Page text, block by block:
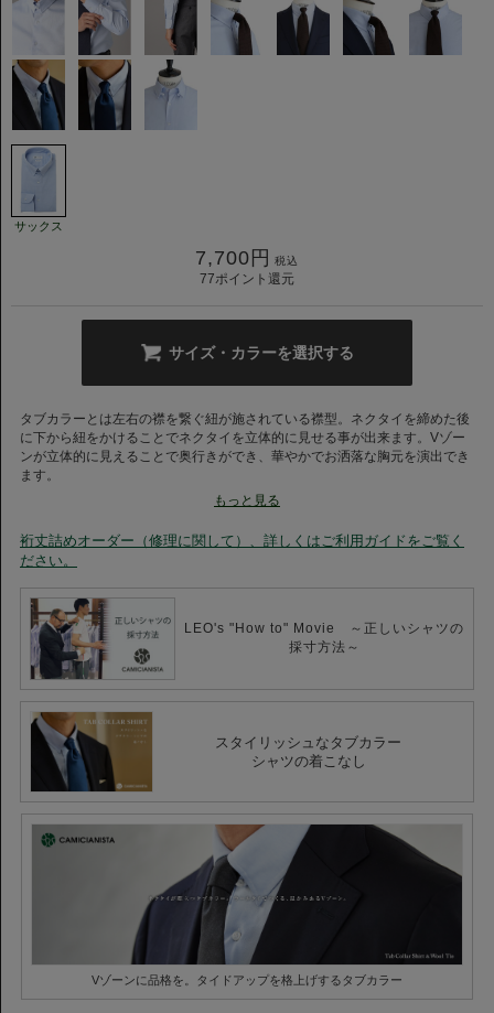
サックス
7,700 円 税込
77ポイント還元
サイズ・カラーを選択する
タブカラーとは左右の襟を繋ぐ紐が施されている襟型。ネクタイを締めた後
に下から紐をかけることでネクタイを立体的に見せる事が出来ます。Vゾー
ンが立体的に見えることで奥行きができ、華やかでお洒落な胸元を演出でき
ます。
織り目が詰まっているので、きめが細かく表面は上品なタッチ。ブロードに
比べると厚みとハリがありますが、素肌に着たときに肌触りがとても心地よ
く、ビジネススーツ、ジャケパンスタイルとの相性も〇。
いつものタイドアップスタイルをアップグレードできるおすすめの1着で
す。
もっと見る
裄丈詰めオーダー（修理に関して）、詳しくはご利用ガイドをご覧く
ださい。
LEO's "How to" Movie ～正しいシャツの
採寸方法～
スタイリッシュなタブカラー
シャツの着こなし
Vゾーンに品格を。タイドアップを格上げするタブカラー